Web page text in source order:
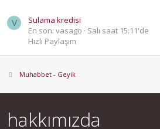
V
Sulama kredisi
En son: vasago
Salı saat 15:11'de
Hızlı Paylaşım
Muhabbet - Geyik
hakkımızda